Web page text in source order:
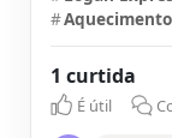
#
1 curtida
É útil